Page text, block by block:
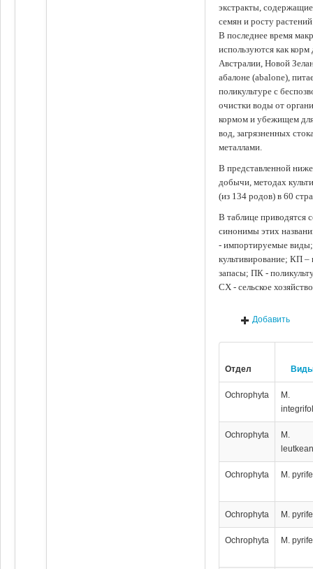
экстракты,
семян и росту
В последнее время
используются как
Австралии, Новой
абалоне (abalone),
поликультуре с
очистки воды от
кормом и убежищем
вод, загрязненных
металлами.
В представленной
добычи, методах
(из 134 родов) в 60
В таблице приводятся
синонимы этих
- импортируемые
культивирование; КП
запасы; ПК -
СХ - сельское
Добавить
Отдел
Ochrophyta
M.
Ochrophyta
M.
Ochrophyta M.
Ochrophyta M.
Ochrophyta M.